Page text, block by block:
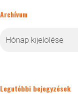
Archívum
Legutóbbi bejegyzések